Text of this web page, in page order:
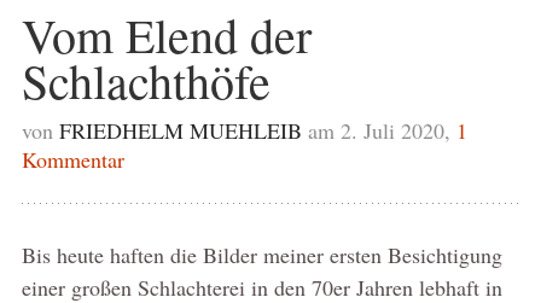
Vom Elend der
Schlachthöfe
von FRIEDHELM MUEHLEIB am 2. Juli 2020, 1
Kommentar
Bis heute haften die Bilder meiner ersten Besichtigung
einer großen Schlachterei in den 70er Jahren lebhaft in